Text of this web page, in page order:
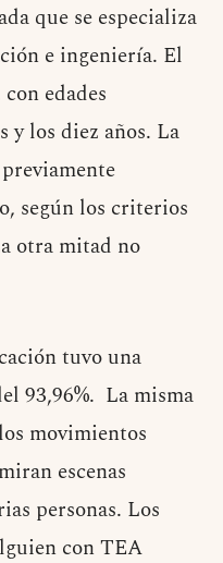
que se especializa
e ingeniería. El
edades
y los diez años. La
según los criterios
otra mitad no
tuvo una
93,96%. La misma
movimientos
escenas
personas. Los
con TEA